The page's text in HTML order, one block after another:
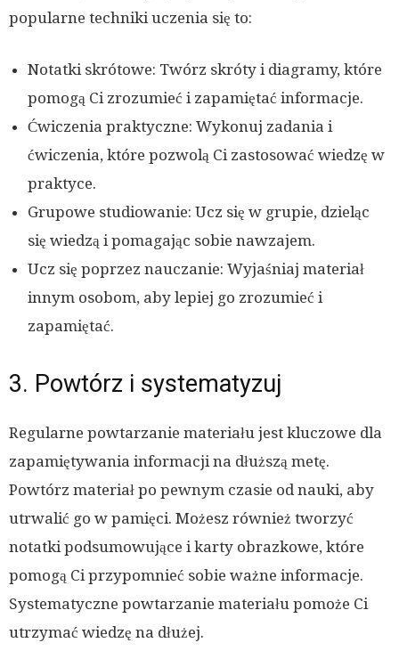
popularne techniki uczenia się to:
Notatki skrótowe: Twórz skróty i diagramy, które
pomogą Ci zrozumieć i zapamiętać informacje.
Ćwiczenia praktyczne: Wykonuj zadania i
ćwiczenia, które pozwolą Ci zastosować wiedzę w
praktyce.
Grupowe studiowanie: Ucz się w grupie, dzieląc
się wiedzą i pomagając sobie nawzajem.
Ucz się poprzez nauczanie: Wyjaśniaj materiał
innym osobom, aby lepiej go zrozumieć i
zapamiętać.
3. Powtórz i systematyzuj
Regularne powtarzanie materiału jest kluczowe dla
zapamiętywania informacji na dłuższą metę.
Powtórz materiał po pewnym czasie od nauki, aby
utrwalić go w pamięci. Możesz również tworzyć
notatki podsumowujące i karty obrazkowe, które
pomogą Ci przypomnieć sobie ważne informacje.
Systematyczne powtarzanie materiału pomoże Ci
utrzymać wiedzę na dłużej.